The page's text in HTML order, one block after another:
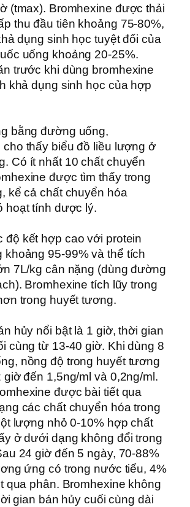
(tmax). Bromhexine được thải
thu đầu tiên khoảng 75-80%,
dụng sinh học tuyệt đối của
uống khoảng 20-25%.
trước khi dùng bromhexine
khả dụng sinh học của hợp
bằng đường uống,
cho thấy biểu đồ liều lượng ở
Có ít nhất 10 chất chuyển
được tìm thấy trong
kể cả chất chuyển hóa
hoạt tính dược lý.
độ kết hợp cao với protein
khoảng 95-99% và thể tích
7L/kg cân nặng (dùng đường
Bromhexine tích lũy trong
trong huyết tương.
hủy nổi bật là 1 giờ, thời gian
cùng từ 13-40 giờ. Khi dùng 8
nồng độ trong huyết tương
giờ đến 1,5ng/ml và 0,2ng/ml.
được bài tiết qua
các chất chuyển hóa trong
lượng nhỏ 0-10% hợp chất
ở dưới dạng không đổi trong
24 giờ đến 5 ngày, 70-88%
ứng có trong nước tiểu, 4%
qua phân. Bromhexine không
gian bán hủy cuối cùng dài